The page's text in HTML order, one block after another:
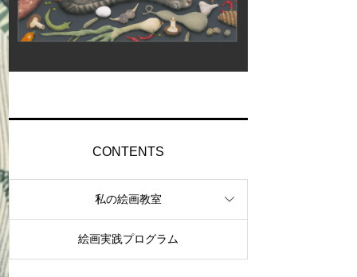
CONTENTS
私の絵画教室
絵画実践プログラム